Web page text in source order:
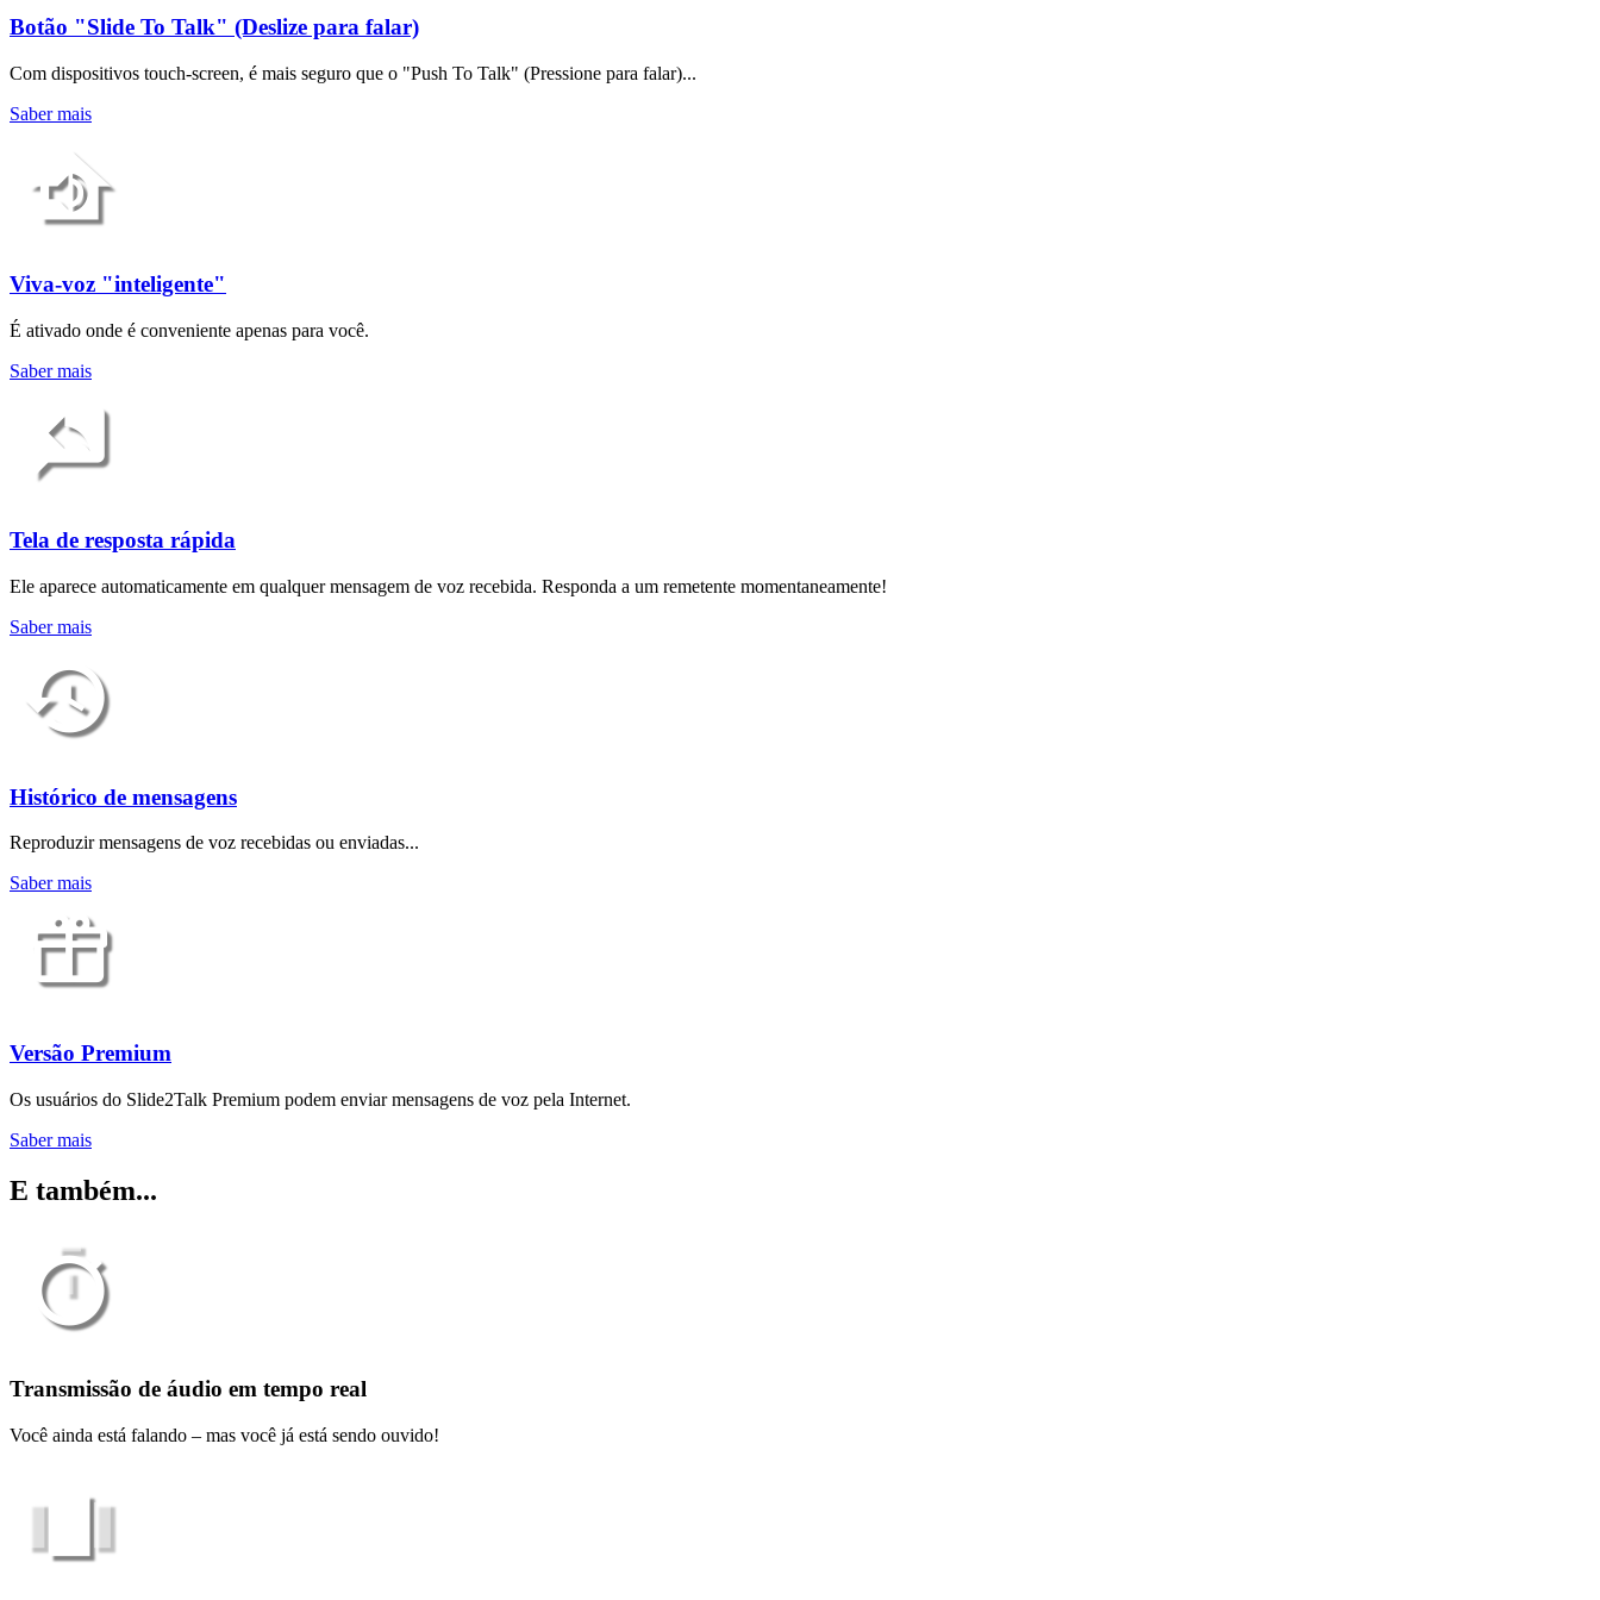
Botão "Slide To Talk" (Deslize para falar)
Com dispositivos touch-screen, é mais seguro que o "Push To Talk" (Pressione para falar)...
Saber mais
Viva-voz "inteligente"
É ativado onde é conveniente apenas para você.
Saber mais
Tela de resposta rápida
Ele aparece automaticamente em qualquer mensagem de voz recebida. Responda a um remetente momentaneamente!
Saber mais
Histórico de mensagens
Reproduzir mensagens de voz recebidas ou enviadas...
Saber mais
Versão Premium
Os usuários do Slide2Talk Premium podem enviar mensagens de voz pela Internet.
Saber mais
E também...
Transmissão de áudio em tempo real
Você ainda está falando – mas você já está sendo ouvido!